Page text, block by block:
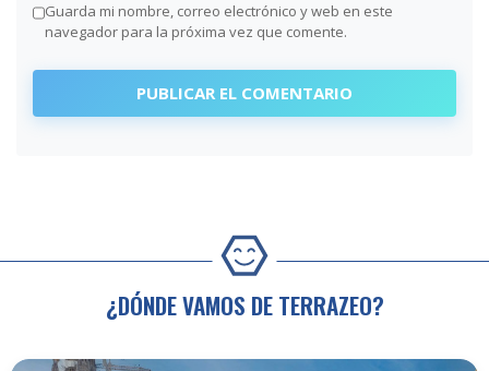
Guarda mi nombre, correo electrónico y web en este
navegador para la próxima vez que comente.
¿DÓNDE VAMOS DE TERRAZEO?